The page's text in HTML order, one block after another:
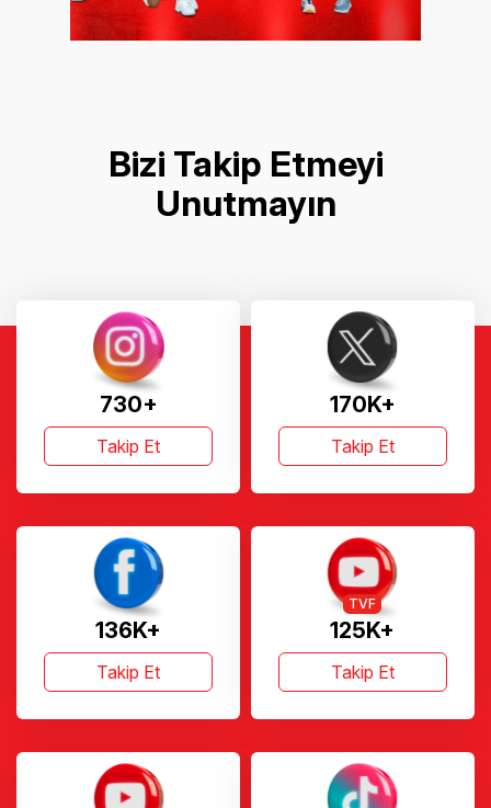
Bizi Takip Etmeyi
Unutmayın
730+
Takip Et
170K+
Takip Et
136K+
Takip Et
125K+
TVF
Takip Et